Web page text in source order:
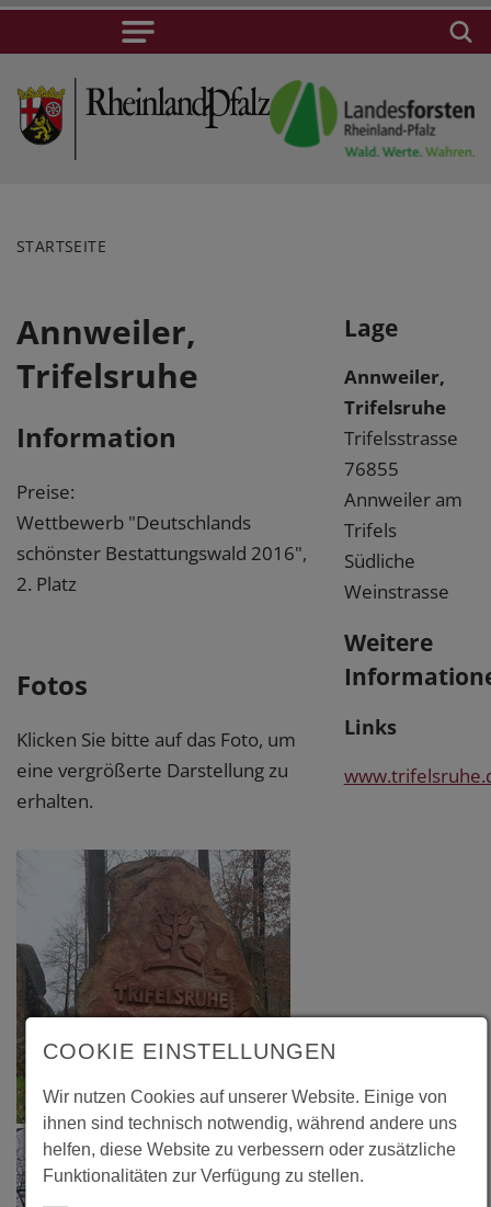
STARTSEITE
Annweiler,
Trifelsruhe
Information
Preise:
Wettbewerb "Deutschlands
schönster Bestattungswald 2016",
2. Platz
Fotos
Klicken Sie bitte auf das Foto, um
eine vergrößerte Darstellung zu
erhalten.
Lage
Annweiler,
Trifelsruhe
Trifelsstrasse
76855
Annweiler am
Trifels
Südliche
Weinstrasse
Weitere
Links
COOKIE EINSTELLUNGEN
Wir nutzen Cookies auf unserer Website. Einige von
ihnen sind technisch notwendig, während andere uns
helfen, diese Website zu verbessern oder zusätzliche
Funktionalitäten zur Verfügung zu stellen.